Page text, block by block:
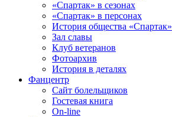
«Спартак» в сезонах
«Спартак» в персонах
История общества «Спартак»
Зал славы
Клуб ветеранов
Фотоархив
История в деталях
Фанцентр
Сайт болельщиков
Гостевая книга
On-line